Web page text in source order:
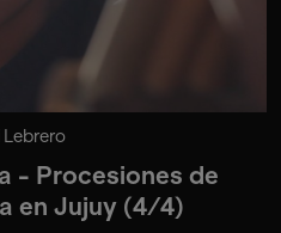
Lebrero
- Procesiones de
en Jujuy (4/4)